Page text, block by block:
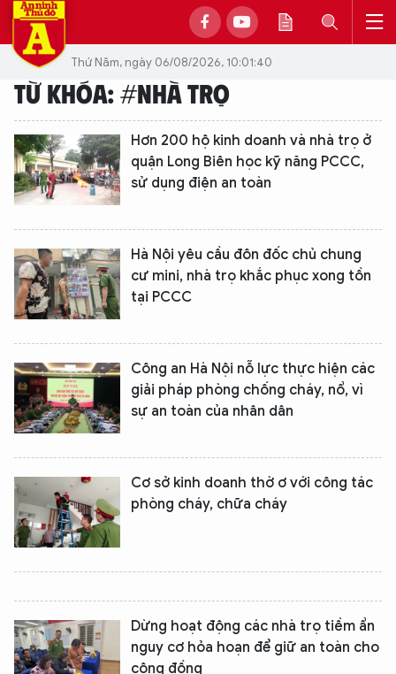
Thứ Năm, ngày 06/08/2026, 10:01:40
TỪ KHÓA: #NHÀ TRỌ
Hơn 200 hộ kinh doanh và nhà trọ ở
quận Long Biên học kỹ năng PCCC,
sử dụng điện an toàn
Hà Nội yêu cầu đôn đốc chủ chung
cư mini, nhà trọ khắc phục xong tồn
tại PCCC
Công an Hà Nội nỗ lực thực hiện các
giải pháp phòng chống cháy, nổ, vì
sự an toàn của nhân dân
Cơ sở kinh doanh thờ ơ với công tác
phòng cháy, chữa cháy
Dừng hoạt động các nhà trọ tiềm ẩn
nguy cơ hỏa hoạn để giữ an toàn cho
cộng đồng